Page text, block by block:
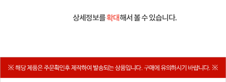
상세정보를확대해서 볼 수 있습니다.